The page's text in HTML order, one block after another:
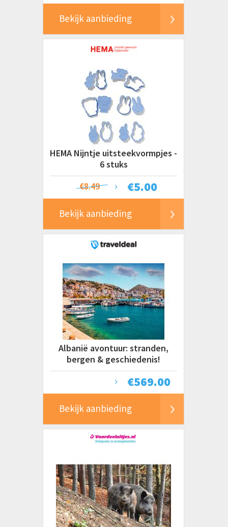
Bekijk aanbieding
HEMA Nijntje uitsteekvormpjes -
6 stuks
€5.00
€8.49
Bekijk aanbieding
Albanië avontuur: stranden,
bergen & geschiedenis!
€569.00
Bekijk aanbieding